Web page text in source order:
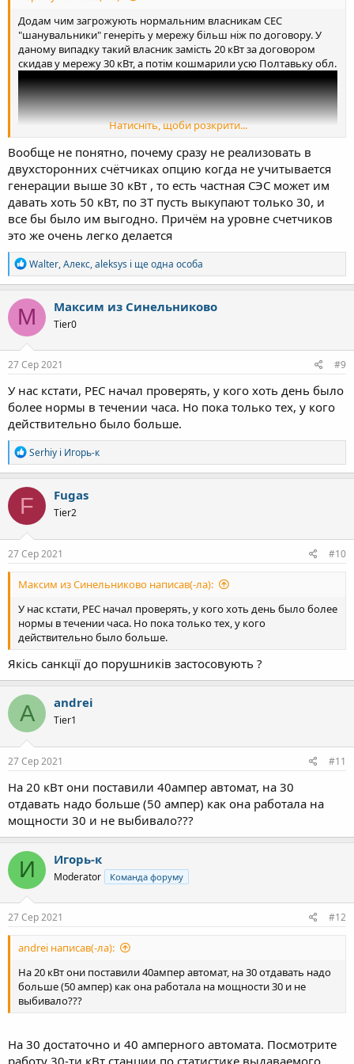
Додам чим загрожують нормальним власникам СЕС
"шанувальники" генеріть у мережу більш ніж по договору. У
даному випадку такий власник замість 20 кВт за договором
скидав у мережу 30 кВт, а потім кошмарили усю Полтавьку обл.
Натисніть, щоби розкрити...
Вообще не понятно, почему сразу не реализовать в
двухсторонних счётчиках опцию когда не учитывается
генерации выше 30 кВт , то есть частная СЭС может им
давать хоть 50 кВт, по ЗТ пусть выкупают только 30, и
все бы было им выгодно. Причём на уровне счетчиков
это же очень легко делается
Р
е
а
к
ц
і
ї
:
Walter,Алекс,aleksys і ще одна особа
М Максим из Синельниково
Tier0
27 Сер 2021 #9
У нас кстати, РЕС начал проверять, у кого хоть день было
более нормы в течении часа. Но пока только тех, у кого
действительно было больше.
Р
е
а
к
ц
ї
:
Serhiy і Игорь-к
F Fugas
Tier2
27 Сер 2021 #10
Максим из Синельниково написав(-ла):
У нас кстати, РЕС начал проверять, у кого хоть день было более
нормы в течении часа. Но пока только тех, у кого
действительно было больше.
Якісь санкції до порушників застосовують ?
A andrei
Tier1
27 Сер 2021 #11
На 20 кВт они поставили 40ампер автомат, на 30
отдавать надо больше (50 ампер) как она работала на
мощности 30 и не выбивало???
И Игорь-к
Moderator Команда форуму
27 Сер 2021 #12
andrei написав(-ла):
На 20 кВт они поставили 40ампер автомат, на 30 отдавать надо
больше (50 ампер) как она работала на мощности 30 и не
выбивало???
На 30 достаточно и 40 амперного автомата. Посмотрите
работу 30-ти кВт станции по статистике выдаваемого